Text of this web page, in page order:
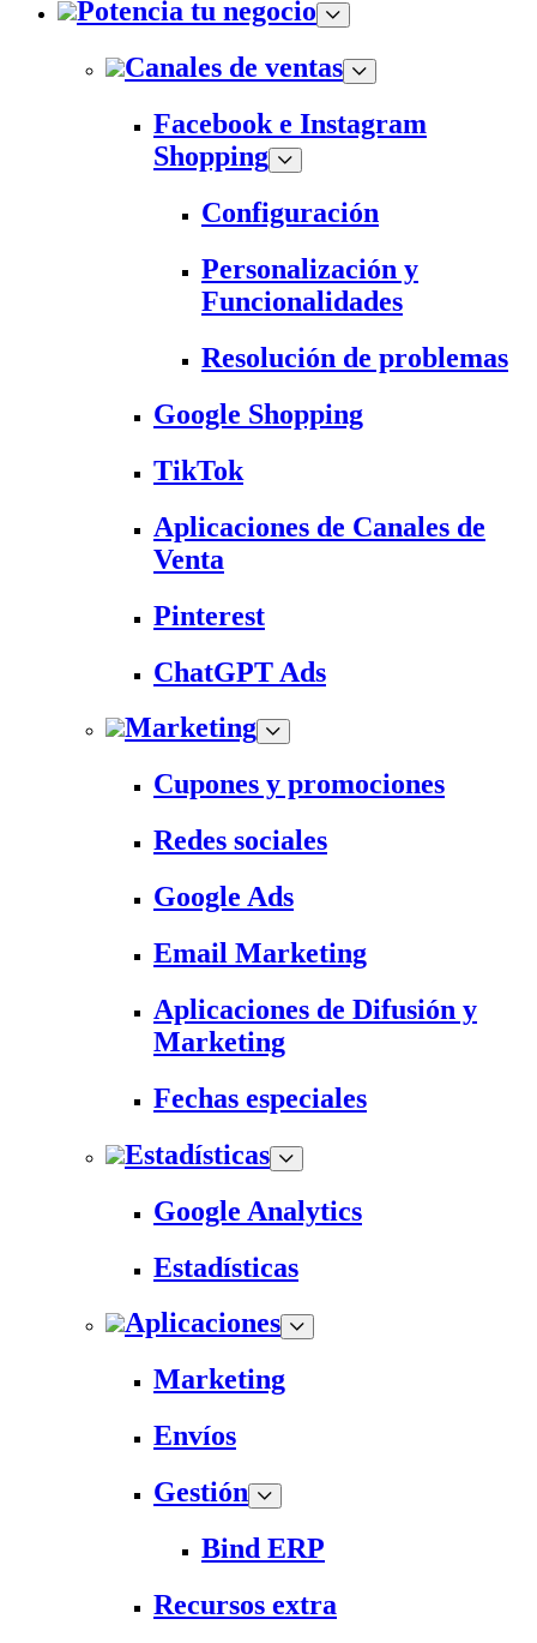
Potencia tu negocio
Canales de ventas
Facebook e Instagram
Shopping
Configuración
Personalización y
Funcionalidades
Resolución de problemas
Google Shopping
TikTok
Aplicaciones de Canales de
Venta
Pinterest
ChatGPT Ads
Marketing
Cupones y promociones
Redes sociales
Google Ads
Email Marketing
Aplicaciones de Difusión y
Marketing
Fechas especiales
Estadísticas
Google Analytics
Estadísticas
Aplicaciones
Marketing
Envíos
Gestión
Bind ERP
Recursos extra